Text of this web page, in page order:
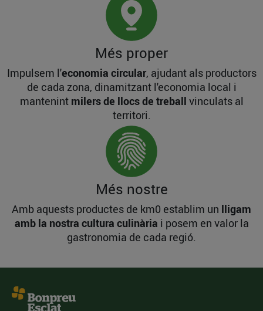
Més proper
Impulsem l'economia circular, ajudant als productors
de cada zona, dinamitzant l'economia local i
mantenint milers de llocs de treball vinculats al
territori.
Més nostre
Amb aquests productes de km0 establim un lligam
amb la nostra cultura culinària i posem en valor la
gastronomia de cada regió.